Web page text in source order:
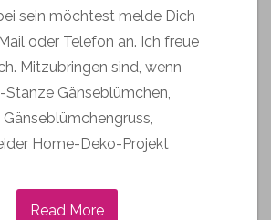
sein möchtest melde Dich
oder Telefon an. Ich freue
Mitzubringen sind, wenn
Stanze Gänseblümchen,
Home-Deko-Projekt
Read More